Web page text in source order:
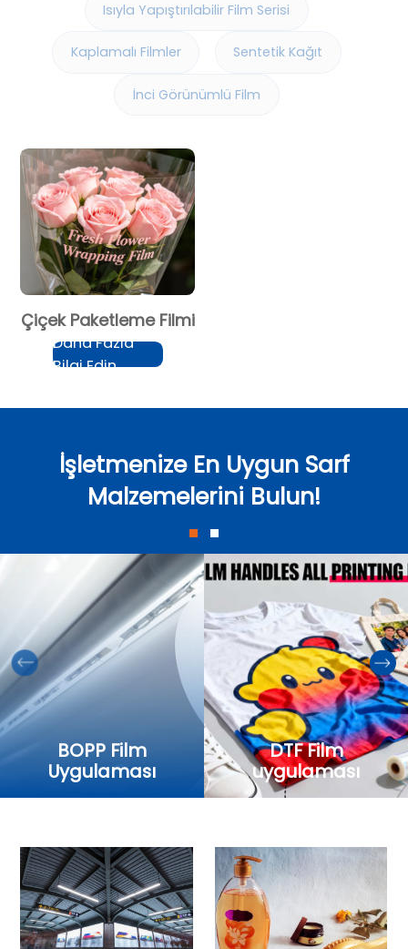
Isıyla Yapıştırılabilir Film Serisi
Kaplamalı Filmler Sentetik Kağıt
İnci Görünümlü Film
Çiçek Paketleme Filmi
Daha Fazla
Bilgi Edin
İşletmenize En Uygun Sarf
Malzemelerini Bulun!
BOPP Film
Uygulaması
DTF Film
uygulaması